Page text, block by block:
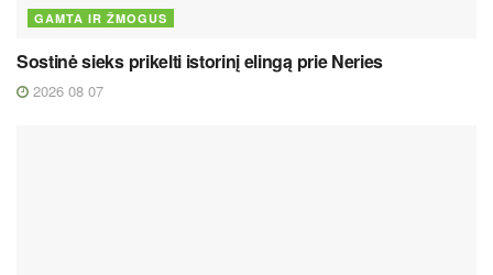
GAMTA IR ŽMOGUS
Sostinė sieks prikelti istorinį elingą prie Neries
2026 08 07